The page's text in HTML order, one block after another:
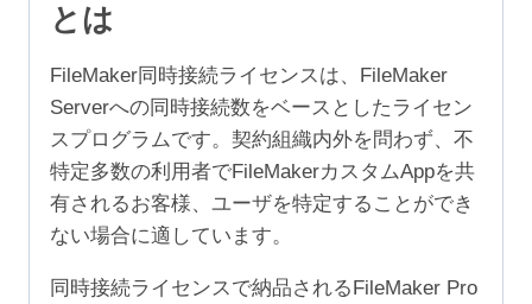
とは
FileMaker同時接続ライセンスは、FileMaker
Serverへの同時接続数をベースとしたライセン
スプログラムです。契約組織内外を問わず、不
特定多数の利用者でFileMakerカスタムAppを共
有されるお客様、ユーザを特定することができ
ない場合に適しています。
同時接続ライセンスで納品されるFileMaker Pro